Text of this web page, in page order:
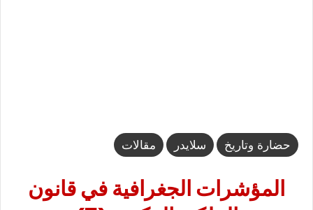
حضارة وتاريخ سلايدر مقالات
المؤشرات الجغرافية في قانون